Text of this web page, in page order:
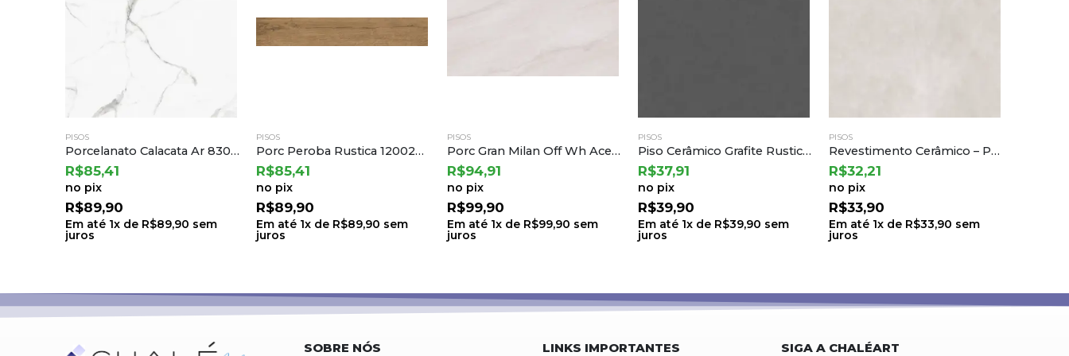
PISOS
Porc Peroba Rustica 120028 a Embramaco
R$85,41
no pix
R$89,90
Em até 1x de R$89,90 sem
juros
PISOS
Porc Gran Milan Off Wh Acet – Ct620697 62×122 a Castelli (2,28) B.6 Ton.71 Lt.0005
R$94,91
no pix
R$99,90
Em até 1x de R$99,90 sem
juros
PISOS
Piso Cerâmico Grafite Rustico Ret 75,5×75,5 a Cedasa
R$37,91
no pix
R$39,90
Em até 1x de R$39,90 sem
juros
PISOS
Revestimento Cerâmico – Patmos Gray 68×68 | Cejatel
R$32,21
no pix
R$33,90
Em até 1x de R$33,90 sem
juros
PISOS
Piso Cerâmico Liverpool Matte 75×75 a Cedasa
R$37,91
no pix
R$39,90
Em até 1x de R$39,90 sem
juros
SOBRE NÓS LINKS IMPORTANTES SIGA A CHALÉART